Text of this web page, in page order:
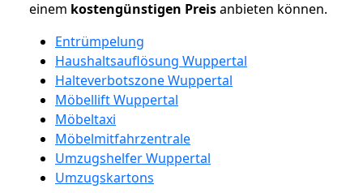
einem kostengünstigen Preisanbieten können.
Entrümpelung
Haushaltsauflösung Wuppertal
Halteverbotszone Wuppertal
Möbellift Wuppertal
Möbeltaxi
Möbelmitfahrzentrale
Umzugshelfer Wuppertal
Umzugskartons